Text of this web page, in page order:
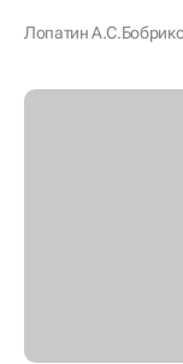
Лопатин А.С.